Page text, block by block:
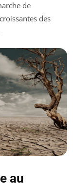
de
des
au